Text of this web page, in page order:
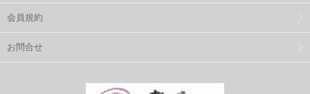
会員規約
お問合せ